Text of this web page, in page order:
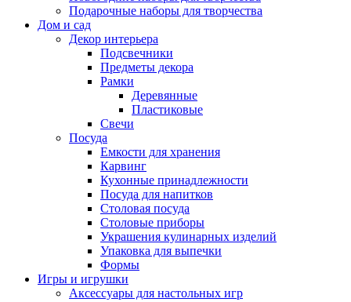
Подарочные наборы для творчества
Дом и сад
Декор интерьера
Подсвечники
Предметы декора
Рамки
Деревянные
Пластиковые
Свечи
Посуда
Емкости для хранения
Карвинг
Кухонные принадлежности
Посуда для напитков
Столовая посуда
Столовые приборы
Украшения кулинарных изделий
Упаковка для выпечки
Формы
Игры и игрушки
Аксессуары для настольных игр